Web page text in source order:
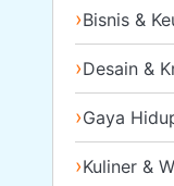
Bisnis &
Desain &
Gaya
Kuliner &